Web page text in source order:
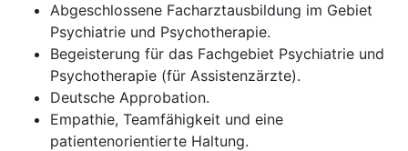
Abgeschlossene Facharztausbildung im Gebiet
Psychiatrie und Psychotherapie.
Begeisterung für das Fachgebiet Psychiatrie und
Psychotherapie (für Assistenzärzte).
Deutsche Approbation.
Empathie, Teamfähigkeit und eine
patientenorientierte Haltung.